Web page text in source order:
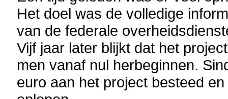
Het doel was de volledige
van de federale
Vijf jaar later blijkt dat het
men vanaf nul herbeginnen.
euro aan het project besteed